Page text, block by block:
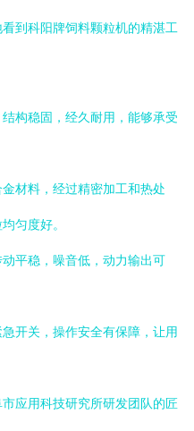
到科阳牌饲料颗粒机的精湛工
构稳固，经久耐用，能够承受
材料，经过精密加工和热处
匀度好。
平稳，噪音低，动力输出可
开关，操作安全有保障，让用
应用科技研究所研发团队的匠